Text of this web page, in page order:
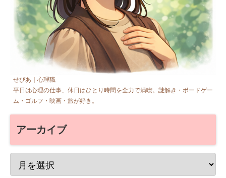
せぴあ｜心理職
平日は心理の仕事、休日はひとり時間を全力で満喫。謎解き・ボードゲー
ム・ゴルフ・映画・旅が好き。
アーカイブ